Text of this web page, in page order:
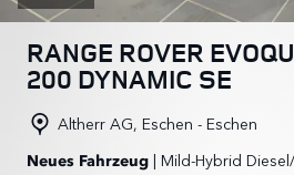
RANGE ROVER
200 DYNAMIC SE
Altherr AG, Eschen - Eschen
Neues Fahrzeug | Mild-Hybrid